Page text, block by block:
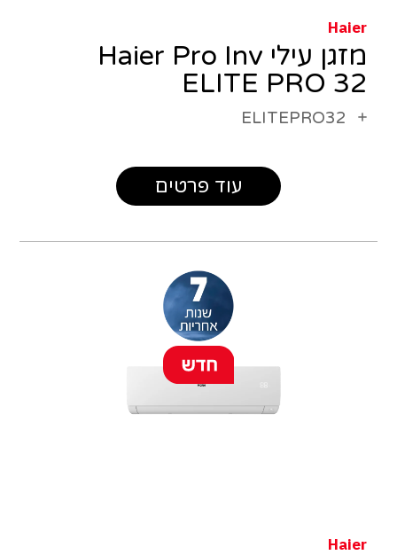
Haier
מזגן עילי Haier Pro Inv
ELITE PRO 32
ELITEPRO32
עוד פרטים
Haier